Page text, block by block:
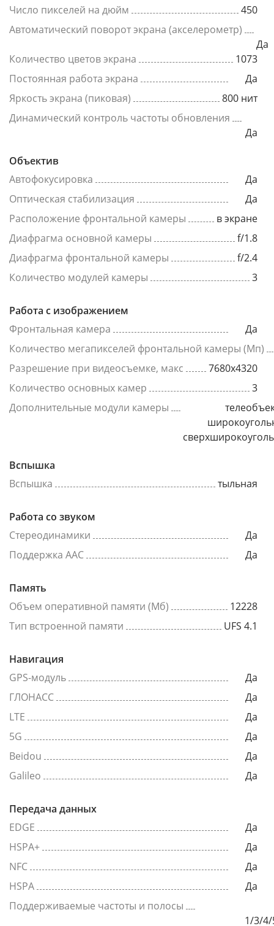
Число пикселей на дюйм
450
Автоматический поворот экрана (акселерометр)
Да
Количество цветов экрана
1073
Постоянная работа экрана
Да
Яркость экрана (пиковая)
800 нит
Динамический контроль частоты обновления
Да
Объектив
Автофокусировка
Да
Оптическая стабилизация
Да
Расположение фронтальной камеры
в экране
Диафрагма основной камеры
f/1.8
Диафрагма фронтальной камеры
f/2.4
Количество модулей камеры
3
Работа с изображением
Фронтальная камера
Да
Количество мегапикселей фронтальной камеры (Мп)
Разрешение при видеосъемке, макс
7680x4320
Количество основных камер
3
Дополнительные модули камеры
Вспышка
Вспышка
тыльная
Работа со звуком
Стереодинамики
Да
Поддержка AAC
Да
Память
Объем оперативной памяти (Мб)
12228
Тип встроенной памяти
UFS 4.1
Навигация
GPS-модуль
Да
ГЛОНАСС
Да
LTE
Да
5G
Да
Beidou
Да
Galileo
Да
Передача данных
EDGE
Да
HSPA+
Да
NFC
Да
HSPA
Да
Поддерживаемые частоты и полосы
1/3/4/